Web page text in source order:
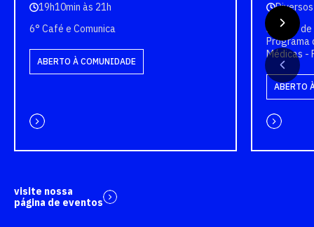
19h10min às 21h
6° Café e Comunica
ABERTO À COMUNIDADE
Bancas
Programa
Médicas -
ABERTO
visite nossa
página de eventos